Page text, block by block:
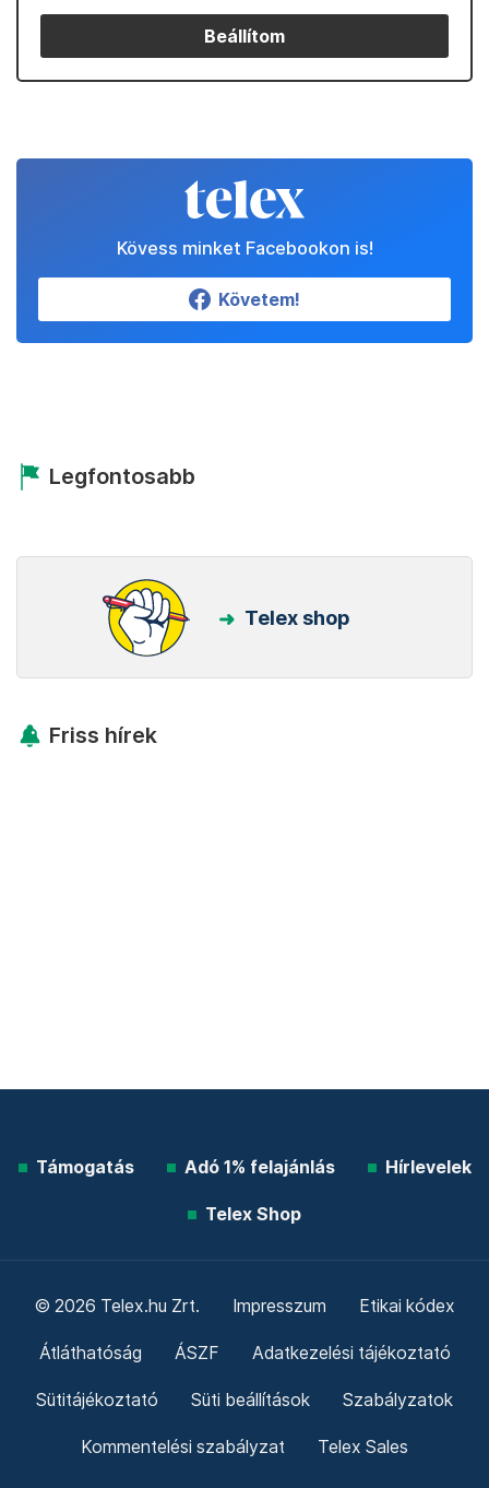
Beállítom
Kövess minket Facebookon is!
Követem!
Legfontosabb
Telex shop
Friss hírek
Támogatás Adó 1% felajánlás Hírlevelek
Telex Shop
© 2026 Telex.hu Zrt. Impresszum Etikai kódex
Átláthatóság ÁSZF Adatkezelési tájékoztató
Sütitájékoztató Süti beállítások Szabályzatok
Kommentelési szabályzat Telex Sales